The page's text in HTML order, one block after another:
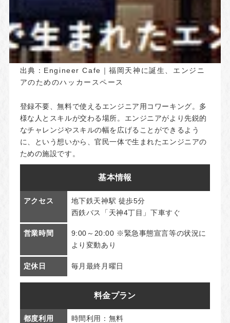
出典： Engineer Cafe｜福岡天神に誕生、エンジニ
アのためのハッカースペース
登録不要、無料で使えるエンジニア用コワーキング。多
様な人とスキルが交わる場所。エンジニアがより先鋭的
なチャレンジやスキルの幅を広げることができるよう
に、という想いから、官民一体で生まれたエンジニアの
ための施設です。
基本情報
アクセス
地下鉄天神駅 徒歩5分
西鉄バス「天神4丁目」下車すぐ
営業時間
9:00～20:00 ※緊急事態宣言等の状況に
より変動あり
定休日 毎月最終月曜日
料金プラン
都度利用
時間利用：無料